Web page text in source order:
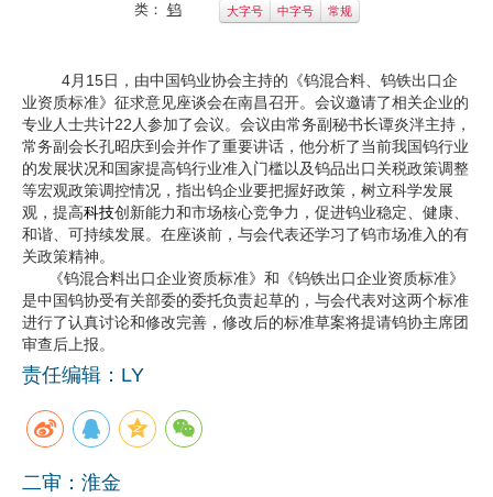
镁钛
地矿 建设
党建工作
企业文化
《资源再生》杂志
行情报价
类： 钨 大字号 中字号 常规
4月15日，由中国钨业协会主持的《钨混合料、钨铁出口企
业资质标准》征求意见座谈会在南昌召开。会议邀请了相关企业的
专业人士共计22人参加了会议。会议由常务副秘书长谭炎泮主持，
常务副会长孔昭庆到会并作了重要讲话，他分析了当前我国钨行业
的发展状况和国家提高钨行业准入门槛以及钨品出口关税政策调整
等宏观政策调控情况，指出钨企业要把握好政策，树立科学发展
观，提高科技创新能力和市场核心竞争力，促进钨业稳定、健康、
和谐、可持续发展。在座谈前，与会代表还学习了钨市场准入的有
关政策精神。
《钨混合料出口企业资质标准》和《钨铁出口企业资质标准》
是中国钨协受有关部委的委托负责起草的，与会代表对这两个标准
进行了认真讨论和修改完善，修改后的标准草案将提请钨协主席团
审查后上报。
责任编辑：LY
二审：淮金